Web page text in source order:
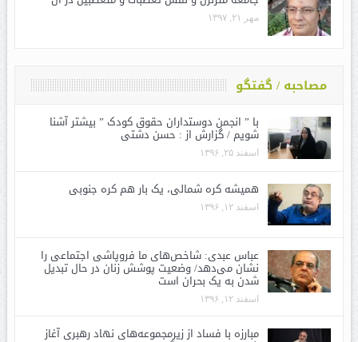
مهر ۲۱, ۱۳۹۷
مصاحبه / گفتگو
با ” انجمن دوستداران حقوق کودک ” بیشتر آشنا
شویم / گزارش از : حسن دشتی
اسفند ۲۵, ۱۳۹۶
همیشه کره شمالی، یک بار هم کره جنوبی
اسفند ۱۲, ۱۳۹۶
عباس عبدی: شاخص‌های ما فروپاشی اجتماعی را
نشان می‌دهد/ وضعیت پوشش زنان در حال تبدیل
شدن به یک بحران است
اسفند ۱۲, ۱۳۹۶
مبارزه با فساد از زیرمجموعه‌های نهاد رهبری آغاز